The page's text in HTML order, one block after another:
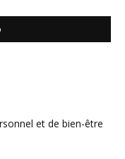
et de bien-être